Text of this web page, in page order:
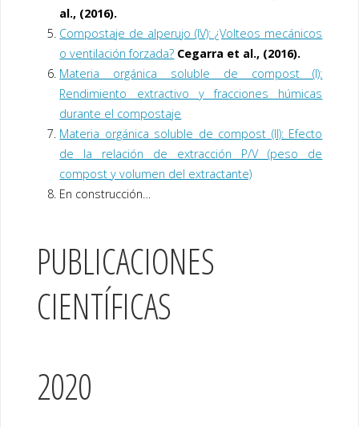
al., (2016).
Compostaje de alperujo (IV): ¿Volteos mecánicos
o ventilación forzada? Cegarra et al., (2016).
Materia orgánica soluble de compost (I):
Rendimiento extractivo y fracciones húmicas
durante el compostaje
Materia orgánica soluble de compost (II): Efecto
de la relación de extracción P/V (peso de
compost y volumen del extractante)
En construcción…
PUBLICACIONES
CIENTÍFICAS
2020